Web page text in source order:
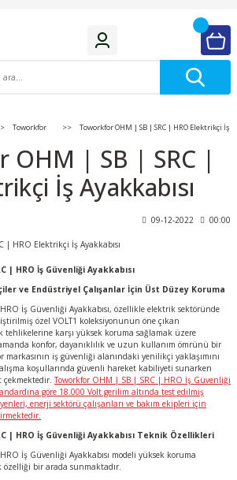
Toworkfor Toworkfor OHM | SB | SRC | HRO Elektrikçi İş
OHM | SB | SRC |
İş Ayakkabısı
09-12-2022 00:00
| HRO İş Güvenliği Ayakkabısı
ve Endüstriyel Çalışanlar İçin Üst Düzey Koruma
İş Güvenliği Ayakkabısı, özellikle elektrik sektöründe
özel VOLT1 koleksiyonunun öne çıkan
karşı yüksek koruma sağlamak üzere
konfor, dayanıklılık ve uzun kullanım ömrünü bir
markasının iş güvenliği alanındaki yenilikçi yaklaşımını
koşullarında güvenli hareket kabiliyeti sunarken
çekmektedir.Toworkfor OHM | SB | SRC | HRO İş Güvenliği
göre 18.000 Volt gerilim altında test edilmiş
enerji sektörü çalışanları ve bakım ekipleri için
| HRO İş Güvenliği Ayakkabısı Teknik Özellikleri
İş Güvenliği Ayakkabısı modeli yüksek koruma
özelliği bir arada sunmaktadır.